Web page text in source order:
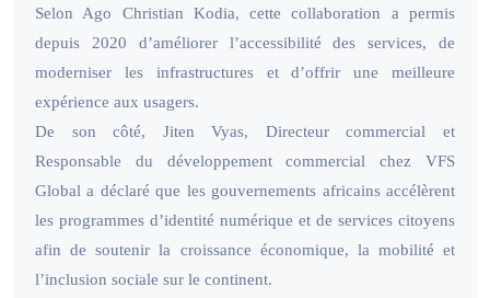
Selon Ago Christian Kodia, cette collaboration a permis
depuis 2020 d’améliorer l’accessibilité des services, de
moderniser les infrastructures et d’offrir une meilleure
expérience aux usagers.
De son côté, Jiten Vyas, Directeur commercial et
Responsable du développement commercial chez VFS
Global a déclaré que les gouvernements africains accélèrent
les programmes d’identité numérique et de services citoyens
afin de soutenir la croissance économique, la mobilité et
l’inclusion sociale sur le continent.